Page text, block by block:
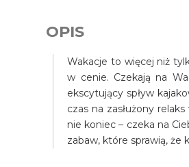
OPIS
Wakacje to więcej niż
w cenie. Czekają na
ekscytujący spływ
czas na zasłużony
nie koniec – czeka na
zabaw, które sprawią, że